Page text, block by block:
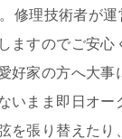
理技術者が運
すのでご安心
好家の方へ大
いまま即日オ
張り替えたり